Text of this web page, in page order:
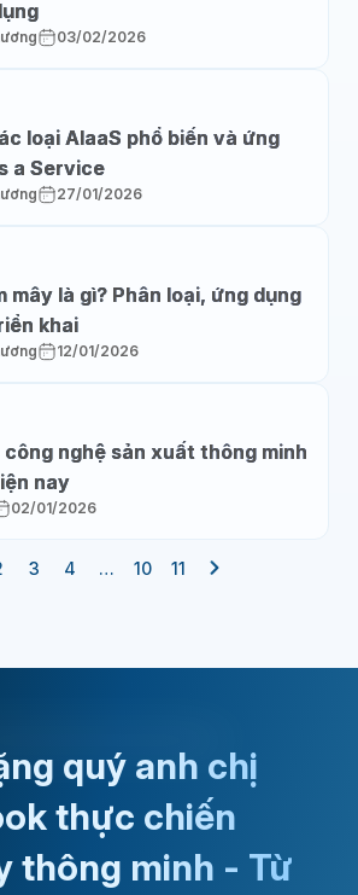
03/02/2026
loại AIaaS phổ biến và ứng
a Service
27/01/2026
mây là gì? Phân loại, ứng dụng
khai
12/01/2026
nghệ sản xuất thông minh
nay
02/01/2026
3 4 … 10 11
quý anh chị
thực chiến
thông minh - Từ